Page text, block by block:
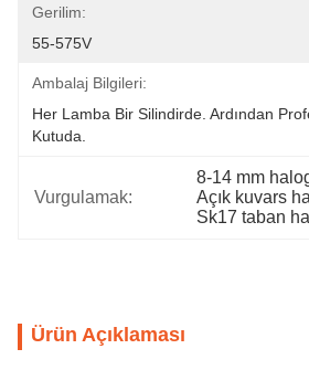
Gerilim:
55-575V
Ambalaj Bilgileri:
Her Lamba Bir Silindirde. Ardından
Kutuda.
Vurgulamak:
8-14 mm
Açık kuvars
Sk17 taban
Ürün Açıklaması